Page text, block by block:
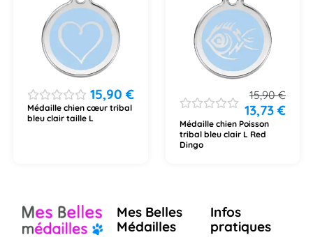
15,90 €
Médaille chien cœur tribal
bleu clair taille L
15,90€
13,73€
Médaille chien Poisson
tribal bleu clair L Red
Dingo
Mes Belles
Médailles
Infos
pratiques